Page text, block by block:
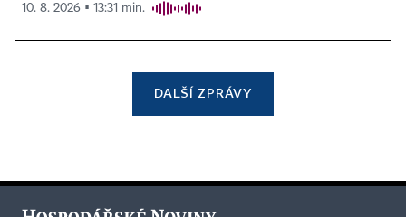
10. 8. 2026 ▪ 13:31 min.
DALŠÍ ZPRÁVY